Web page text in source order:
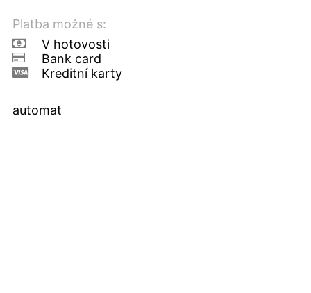
Platba možné s:
V hotovosti
Bank card
Kreditní karty
automat